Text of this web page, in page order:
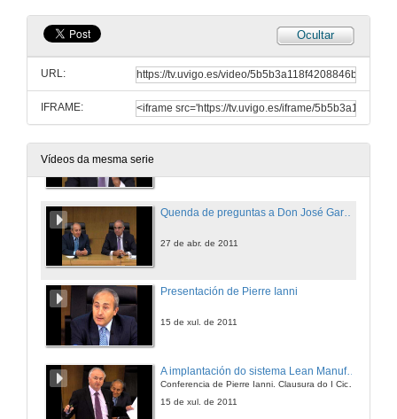
Ocultar
URL:
IFRAME:
Vídeos da mesma serie
27 de abr. de 2011
27 de abr. de 2011
Presentación de Pierre Ianni
15 de xul. de 2011
A implantación do sistema Lean Manufacturing na planta viguesa de PSA Peugeot Citroën
Conferencia de Pierre Ianni. Clausura do I Ciclo de Conferencias de Alta Dirección
15 de xul. de 2011